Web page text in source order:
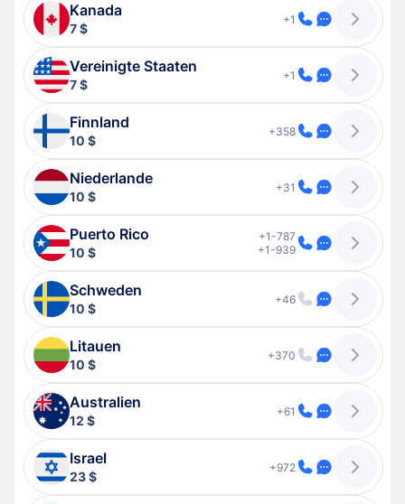
Kanada
7 $
+1
Vereinigte Staaten
7 $
+1
Finnland
10 $
+358
Niederlande
10 $
+31
Puerto Rico
10 $
+1-787
+1-939
Schweden
10 $
+46
Litauen
10 $
+370
Australien
12 $
+61
Israel
23 $
+972